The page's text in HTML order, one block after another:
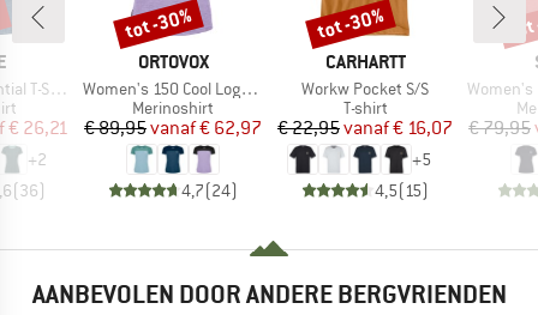
T-Shirt
prijs
€ 26,21
+2
(36)
MERK
ORTOVOX
Artikel
Women's 150 Cool Logo T-Shirt
Productgroep
Merinoshirt
Prijs
€ 89,95 Verlaagde prijs
vanaf€ 62,97
4,7(24)
Korting
tot -30%
MERK
CARHARTT
Artikel
Workw Pocket S/S
Productgroep
T-shirt
Prijs
€ 22,95 Verlaagde prijs
vanaf€ 16,07
+5
4,5(15)
Korting
tot -30%
Artikel
Women's Merino155
€ 79,95
AANBEVOLEN DOOR ANDERE BERGVRIENDEN